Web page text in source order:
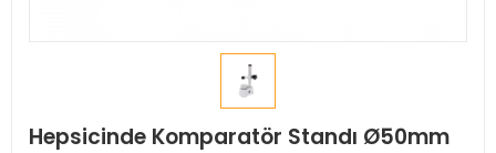
Hepsicinde Komparatör Standı Ø50mm